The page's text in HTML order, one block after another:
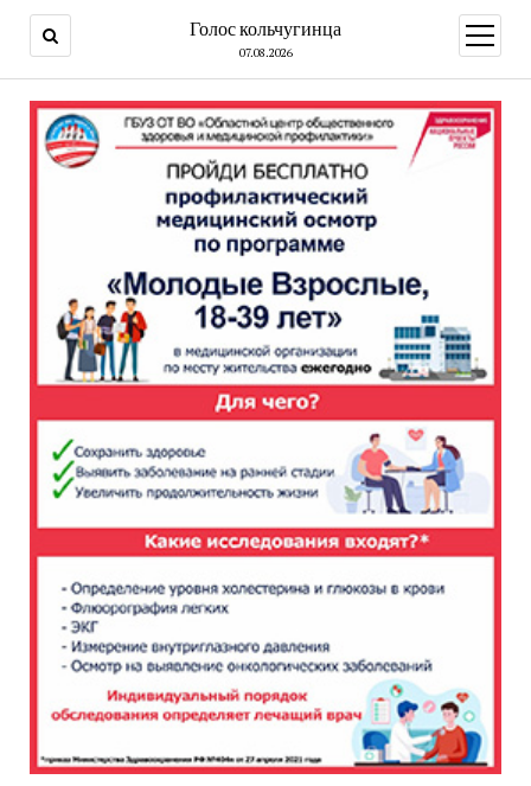
Голос кольчугинца
07.08.2026
меню